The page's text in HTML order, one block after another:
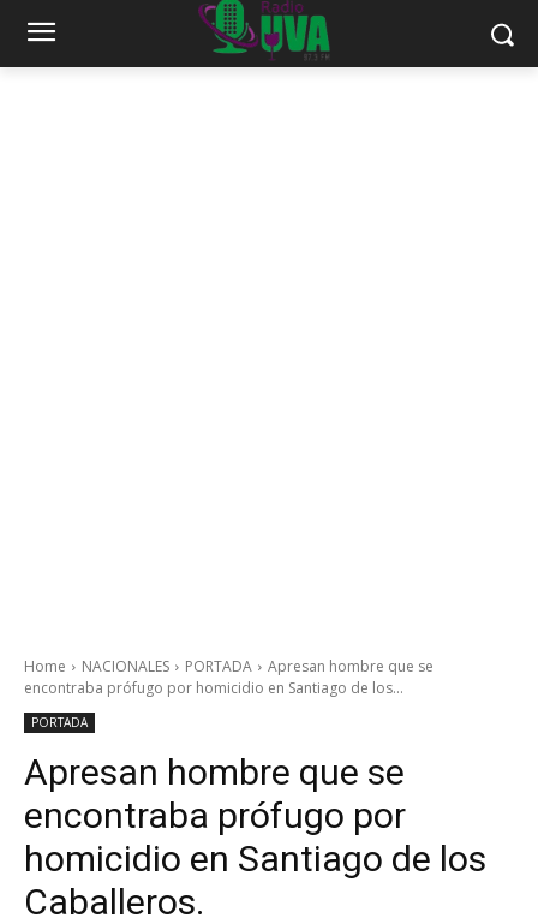
Home NACIONALES PORTADA
Apresan hombre que se
encontraba prófugo por homicidio en Santiago de los...
PORTADA
Apresan hombre que se
encontraba prófugo por
homicidio en Santiago de los
Caballeros.